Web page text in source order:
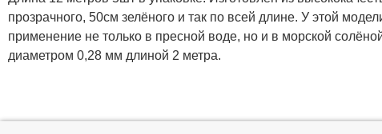
прозрачного, 50см зелёного и так по всей длине. У этой
применение не только в пресной воде, но и в морской
диаметром 0,28 мм длиной 2 метра.